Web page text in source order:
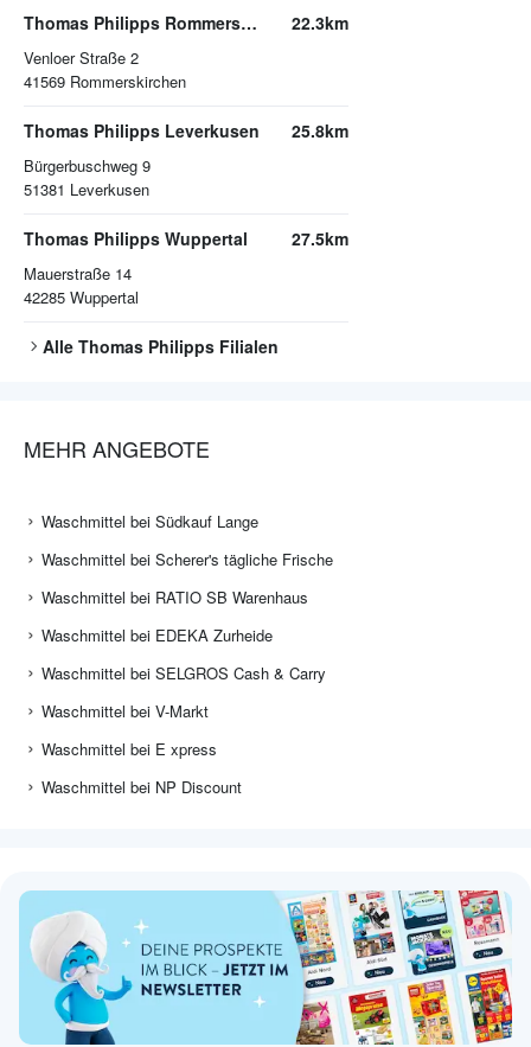
Thomas Philipps Rommerskirchen
Venloer Straße 2
41569 Rommerskirchen
22.3km
Thomas Philipps Leverkusen
Bürgerbuschweg 9
51381 Leverkusen
25.8km
Thomas Philipps Wuppertal
Mauerstraße 14
42285 Wuppertal
27.5km
Alle Thomas Philipps Filialen
MEHR ANGEBOTE
Waschmittel bei Südkauf Lange
Waschmittel bei Scherer's tägliche Frische
Waschmittel bei RATIO SB Warenhaus
Waschmittel bei EDEKA Zurheide
Waschmittel bei SELGROS Cash & Carry
Waschmittel bei V-Markt
Waschmittel bei E xpress
Waschmittel bei NP Discount